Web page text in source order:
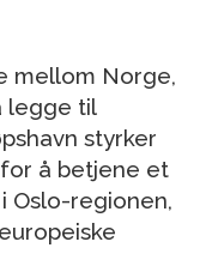
mellom Norge,
legge til
styrker
å betjene et
Oslo-regionen,